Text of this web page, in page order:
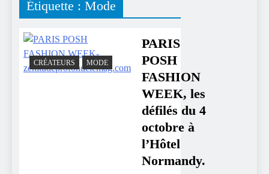
Étiquette : Mode
CRÉATEURS MODE
PARIS
POSH
FASHION
WEEK, les
défilés du 4
octobre à
l’Hôtel
Normandy.